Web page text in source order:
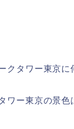
クタワー東京
ワー東京の景